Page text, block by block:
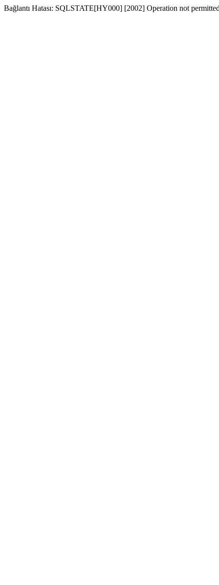
Bağlantı Hatası: SQLSTATE[HY000] [2002] Operation not